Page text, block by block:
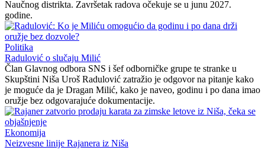
Naučnog distrikta. Završetak radova očekuje se u junu 2027.
godine.
Politika
Radulović o slučaju Milić
Član Glavnog odbora SNS i šef odborničke grupe te stranke u
Skupštini Niša Uroš Radulović zatražio je odgovor na pitanje kako
je moguće da je Dragan Milić, kako je naveo, godinu i po dana imao
oružje bez odgovarajuće dokumentacije.
Ekonomija
Neizvesne linije Rajanera iz Niša